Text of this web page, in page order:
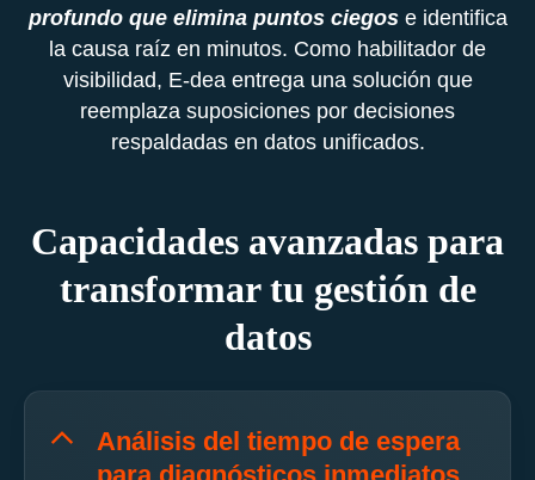
profundo que elimina puntos ciegos e identifica
la causa raíz en minutos. Como habilitador de
visibilidad, E-dea entrega una solución que
reemplaza suposiciones por decisiones
respaldadas en datos unificados.
Capacidades avanzadas para
transformar tu gestión de
datos
Análisis del tiempo de espera